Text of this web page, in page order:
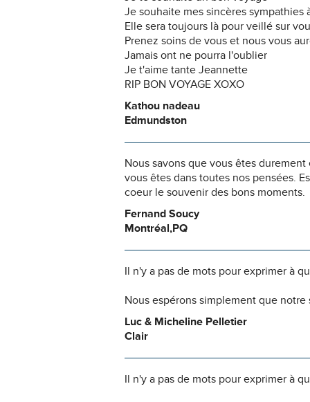
Je souhaite mes sincères
Elle sera toujours là pour veillé sur
Prenez soins de vous et nous vous
Jamais ont ne pourra l'oublier
Je t'aime tante Jeannette
RIP BON VOYAGE XOXO
Kathou nadeau
Edmundston
Nous savons que vous êtes
vous êtes dans toutes nos pensées.
coeur le souvenir des bons moments.
Fernand Soucy
Montréal,PQ
Il n'y a pas de mots pour exprimer à
Nous espérons simplement que
Luc & Micheline Pelletier
Clair
Il n'y a pas de mots pour exprimer à